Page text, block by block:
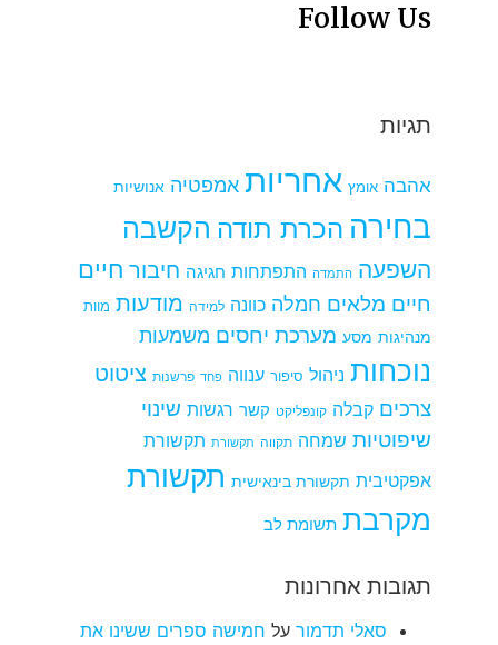
Follow Us
תגיות
אהבה אומץ אחריות אמפטיה אנושיות
בחירה הכרת תודה הקשבה
השפעה התמדה התפתחות חגיגה חיבור חיים
חיים מלאים חמלה כוונה למידה מודעות מוות
מנהיגות מסע מערכת יחסים משמעות
נוכחות ניהול סיפור ענווה פחד פרשנות ציטוט
צרכים קבלה קונפליקט קשר רגשות שינוי
שיפוטיות שמחה תקווה תקשורת תקשורת
אפקטיבית תקשורת בינאישית תקשורת
מקרבת תשומת לב
תגובות אחרונות
סאלי תדמור על חמישה ספרים ששינו את